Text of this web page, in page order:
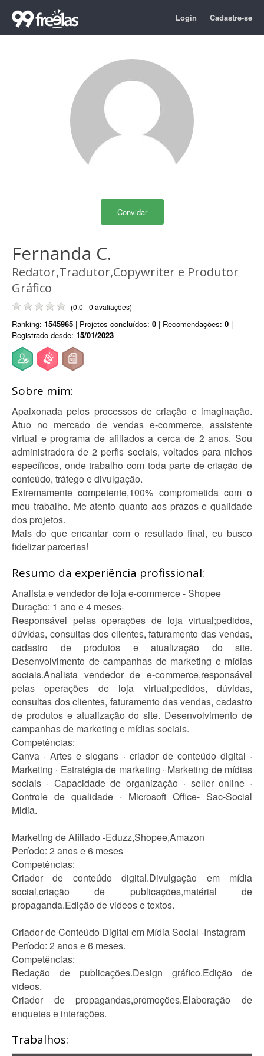
Login Cadastre-se
Convidar
Fernanda C.
Redator,Tradutor,Copywriter e Produtor
Gráfico
(0.0 - 0 avaliações)
Ranking: 1545965 | Projetos concluídos: 0 | Recomendações: 0 |
Registrado desde: 15/01/2023
Sobre mim:
Apaixonada pelos processos de criação e imaginação.
Atuo no mercado de vendas e-commerce, assistente
virtual e programa de afiliados a cerca de 2 anos. Sou
administradora de 2 perfis sociais, voltados para nichos
específicos, onde trabalho com toda parte de criação de
conteúdo, tráfego e divulgação.
Extremamente competente,100% comprometida com o
meu trabalho. Me atento quanto aos prazos e qualidade
dos projetos.
Mais do que encantar com o resultado final, eu busco
fidelizar parcerias!
Resumo da experiência profissional:
Analista e vendedor de loja e-commerce - Shopee
Duração: 1 ano e 4 meses-
Responsável pelas operações de loja virtual;pedidos,
dúvidas, consultas dos clientes, faturamento das vendas,
cadastro de produtos e atualização do site.
Desenvolvimento de campanhas de marketing e mídias
sociais.Analista vendedor de e-commerce,responsável
pelas operações de loja virtual;pedidos, dúvidas,
consultas dos clientes, faturamento das vendas, cadastro
de produtos e atualização do site. Desenvolvimento de
campanhas de marketing e mídias sociais.
Competências:
Canva · Artes e slogans · criador de conteúdo digital ·
Marketing · Estratégia de marketing · Marketing de mídias
sociais · Capacidade de organização · seller online ·
Controle de qualidade · Microsoft Office- Sac-Social
Midia.
Marketing de Afiliado -Eduzz,Shopee,Amazon
Período: 2 anos e 6 meses
Competências:
Criador de conteúdo digital.Divulgação em mídia
social,criação de publicações,matérial de
propaganda.Edição de videos e textos.
Criador de Conteúdo Digital em Mídia Social -Instagram
Período: 2 anos e 6 meses.
Competências:
Redação de publicações.Design gráfico.Edição de
videos.
Criador de propagandas,promoções.Elaboração de
enquetes e interações.
Trabalhos: